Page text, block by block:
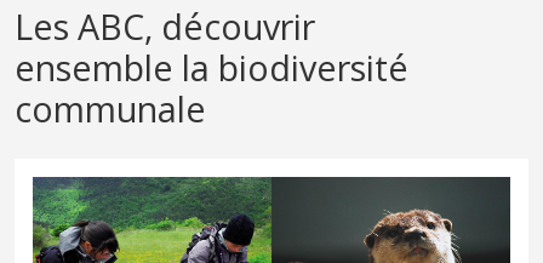
Les ABC, découvrir
ensemble la biodiversité
communale